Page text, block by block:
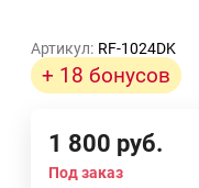
Артикул: RF-1024DK
+ 18 бонусов
1 800 руб.
Под заказ